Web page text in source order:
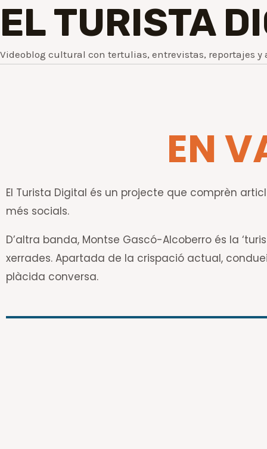
EL TURISTA
Videoblog cultural con tertulias, entrevistas, reportajes y
EN
El Turista Digital és un projecte que comprèn
més socials.
D’altra banda, Montse Gascó-Alcoberro és la
xerrades. Apartada de la crispació actual,
plàcida conversa.